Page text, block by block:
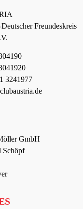
Freundeskreis
3241977
GmbH
Schöpf